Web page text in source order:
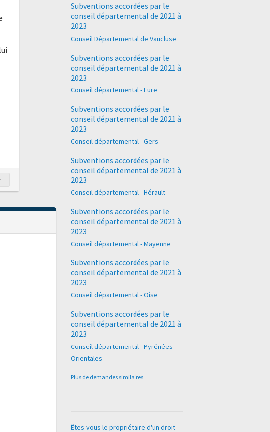
Subventions accordées par le
conseil départemental de 2021 à
2023
Conseil Départemental de Vaucluse
Subventions accordées par le
conseil départemental de 2021 à
2023
Conseil départemental - Eure
Subventions accordées par le
conseil départemental de 2021 à
2023
Conseil départemental - Gers
Subventions accordées par le
conseil départemental de 2021 à
2023
Conseil départemental - Hérault
Subventions accordées par le
conseil départemental de 2021 à
2023
Conseil départemental - Mayenne
Subventions accordées par le
conseil départemental de 2021 à
2023
Conseil départemental - Oise
Subventions accordées par le
conseil départemental de 2021 à
2023
Conseil départemental - Pyrénées-
Orientales
Plus de demandes similaires
Êtes-vous le propriétaire d'un droit